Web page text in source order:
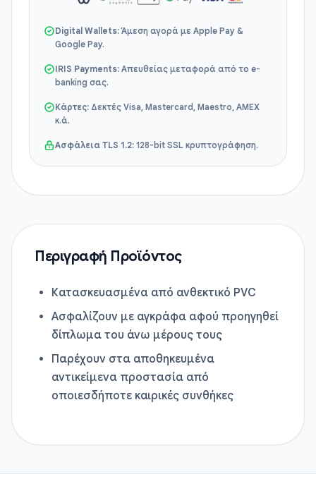
Digital Wallets:Άμεση αγορά με Apple Pay &
Google Pay.
IRIS Payments: Απευθείας μεταφορά από το e-
banking σας.
Κάρτες: Δεκτές Visa, Mastercard, Maestro, AMEX
κ.ά.
Ασφάλεια TLS 1.2: 128-bit SSL κρυπτογράφηση.
Περιγραφή Προϊόντος
Κατασκευασμένα από ανθεκτικό PVC
Ασφαλίζουν με αγκράφα αφού προηγηθεί
δίπλωμα του άνω μέρους τους
Παρέχουν στα αποθηκευμένα
αντικείμενα προστασία από
οποιεσδήποτε καιρικές συνθήκες